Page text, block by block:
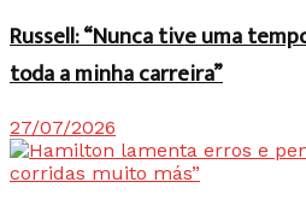
Russell: “Nunca tive uma
toda a minha carreira”
27/07/2026